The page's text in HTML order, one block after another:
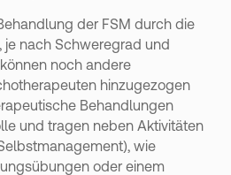
der FSM durch die
je nach Schweregrad und
noch andere
hinzugezogen
Behandlungen
und tragen neben Aktivitäten
wie
oder einem
Einfach zum Newsletter